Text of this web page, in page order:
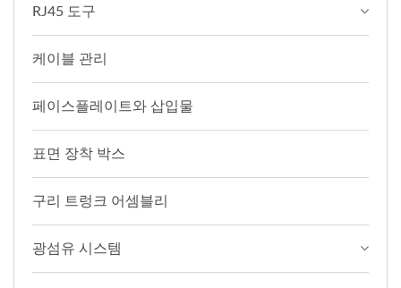
RJ45 도구
케이블 관리
페이스플레이트와 삽입물
표면 장착 박스
구리 트렁크 어셈블리
광섬유 시스템